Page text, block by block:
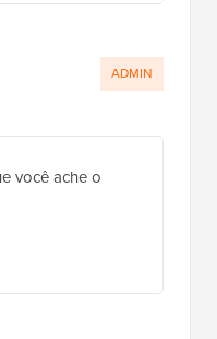
casos, bloquear
que são
chance.